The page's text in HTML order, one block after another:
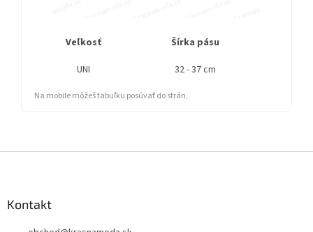
Veľkosť Šírka pásu
UNI
32 - 37 cm
Na mobile môžeš tabuľku posúvať do strán.
Kontakt